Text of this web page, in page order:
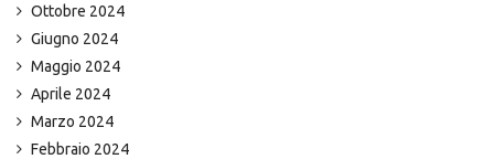
Ottobre 2024
Giugno 2024
Maggio 2024
Aprile 2024
Marzo 2024
Febbraio 2024